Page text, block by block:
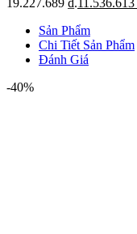
19.227.689 ₫.11.536.613
Sản Phẩm
Chi Tiết Sản Phẩm
Đánh Giá
-40%